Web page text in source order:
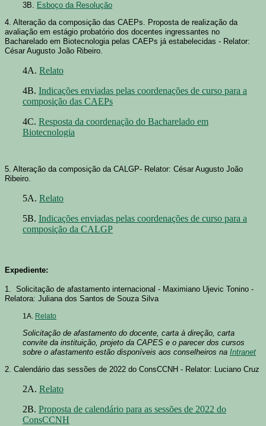
3B. Esboço da Resolução
4. Alteração da composição das CAEPs. Proposta de realização da
avaliação em estágio probatório dos docentes ingressantes no
Bacharelado em Biotecnologia pelas CAEPs já estabelecidas - Relator:
César Augusto João Ribeiro.
4A. Relato
4B. Indicações enviadas pelas coordenações de curso para a
composição das CAEPs
4C. Resposta da coordenação do Bacharelado em
Biotecnologia
5. Alteração da composição da CALGP- Relator: César Augusto João
Ribeiro.
5A. Relato
5B. Indicações enviadas pelas coordenações de curso para a
composição da CALGP
Expediente:
1. Solicitação de afastamento internacional - Maximiano Ujevic Tonino -
Relatora: Juliana dos Santos de Souza Silva
1A. Relato
Solicitação de afastamento do docente, carta à direção, carta
convite da instituição, projeto da CAPES e o parecer dos cursos
sobre o afastamento estão disponíveis aos conselheiros na Intranet
2. Calendário das sessões de 2022 do ConsCCNH - Relator: Luciano Cruz
2A. Relato
2B. Proposta de calendário para as sessões de 2022 do
ConsCCNH